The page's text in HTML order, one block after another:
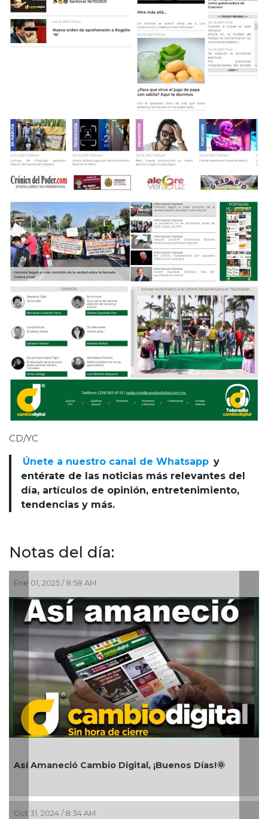
CD/YC
Únete a nuestro canal de Whatsapp y
entérate de las noticias más relevantes del
día, artículos de opinión, entretenimiento,
tendencias y más.
Notas del día:
Oct 29, 2024 / 8:56 AM
¡Buen día! Excelente martes, así
Digital 👍
Oct 28, 2024 / 9:19 AM